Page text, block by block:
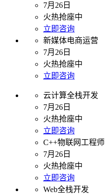
7月26日
火热抢座中
立即咨询
新媒体电商运营
7月26日
火热抢座中
立即咨询
云计算全栈开发
7月26日
火热抢座中
立即咨询
C++物联网工程师
7月26日
火热抢座中
立即咨询
Web全栈开发